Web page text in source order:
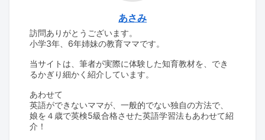
あさみ
訪問ありがとうございます。
小学3年、6年姉妹の教育ママです。
当サイトは、筆者が実際に体験した知育教材を、でき
るかぎり細かく紹介しています。
あわせて
英語ができないママが、一般的でない独自の方法で、
娘を４歳で英検5級合格させた英語学習法もあわせて紹
介！